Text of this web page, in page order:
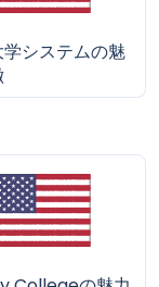
システムの魅